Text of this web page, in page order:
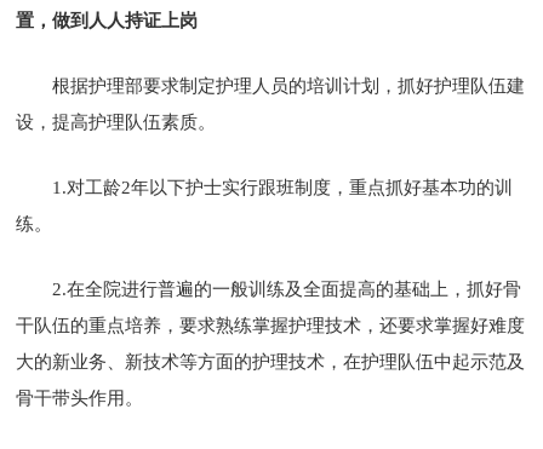
置，做到人人持证上岗
根据护理部要求制定护理人员的培训计划，抓好护理队伍建
设，提高护理队伍素质。
1.对工龄2年以下护士实行跟班制度，重点抓好基本功的训
练。
2.在全院进行普遍的一般训练及全面提高的基础上，抓好骨
干队伍的重点培养，要求熟练掌握护理技术，还要求掌握好难度
大的新业务、新技术等方面的护理技术，在护理队伍中起示范及
骨干带头作用。